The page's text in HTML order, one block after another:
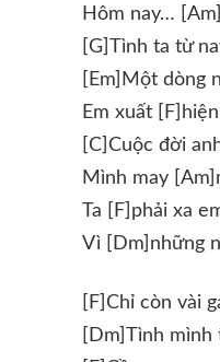
Hôm nay…
[G]Tình ta từ
[Em]Một dòng
Em xuất
[C]Cuộc đời
Mình may
Ta [F]phải xa
Vì [Dm]những
[F]Chỉ còn vài
[Dm]Tình